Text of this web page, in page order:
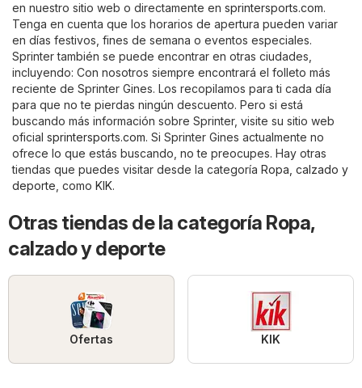
en nuestro sitio web o directamente en sprintersports.com.
Tenga en cuenta que los horarios de apertura pueden variar
en días festivos, fines de semana o eventos especiales.
Sprinter también se puede encontrar en otras ciudades,
incluyendo: Con nosotros siempre encontrará el folleto más
reciente de Sprinter Gines. Los recopilamos para ti cada día
para que no te pierdas ningún descuento. Pero si está
buscando más información sobre Sprinter, visite su sitio web
oficial sprintersports.com. Si Sprinter Gines actualmente no
ofrece lo que estás buscando, no te preocupes. Hay otras
tiendas que puedes visitar desde la categoría Ropa, calzado y
deporte , como KIK.
Otras tiendas de la categoría Ropa,
calzado y deporte
Ofertas KIK